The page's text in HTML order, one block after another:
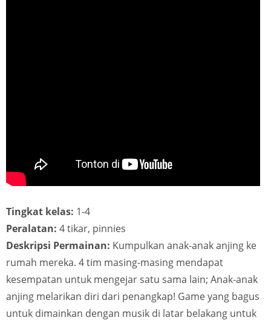
Tingkat kelas: 1-4
Peralatan: 4 tikar, pinnies
Deskripsi Permainan: Kumpulkan anak-anak anjing ke
rumah mereka. 4 tim masing-masing mendapat
kesempatan untuk mengejar satu sama lain; Anak-anak
anjing melarikan diri dari penangkap! Game yang bagus
untuk dimainkan dengan musik di latar belakang untuk